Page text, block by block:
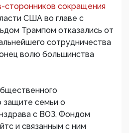
сторонников сокращения
США во главе с
Трампом отказались от
сотрудничества
волю большинства
защите семьи о
с ВОЗ, Фондом
и связанным с ним